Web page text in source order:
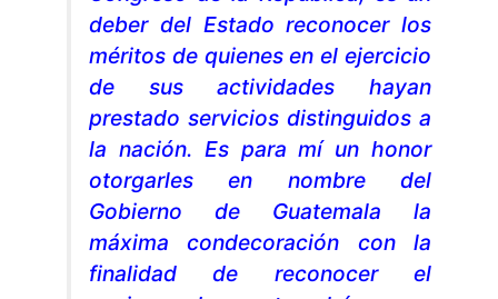
deber del Estado reconocer los
méritos de quienes en el ejercicio
de sus actividades hayan
prestado servicios distinguidos a
la nación. Es para mí un honor
otorgarles en nombre del
Gobierno de Guatemala la
máxima condecoración con la
finalidad de reconocer el